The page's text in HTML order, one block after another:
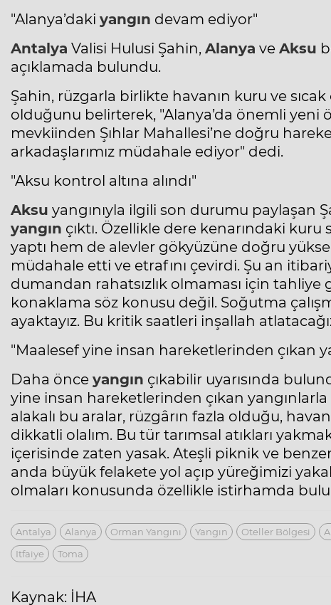
"Alanya’daki yangın devam ediyor"
Antalya Valisi Hulusi Şahin, Alanya ve Aksu
açıklamada bulundu.
Şahin, rüzgarla birlikte havanın kuru ve
olduğunu belirterek, "Alanya’da önemli yeni
mevkiinden Şıhlar Mahallesi’ne doğru
arkadaşlarımız müdahale ediyor" dedi.
"Aksu kontrol altına alındı"
Aksu yangınıyla ilgili son durumu paylaşan
yangın çıktı. Özellikle dere kenarındaki
yaptı hem de alevler gökyüzüne doğru
müdahale etti ve etrafını çevirdi. Şu an
dumandan rahatsızlık olmaması için
konaklama söz konusu değil. Soğutma
ayaktayız. Bu kritik saatleri inşallah
"Maalesef yine insan hareketlerinden çıkan
Daha önce yangın çıkabilir uyarısında
yine insan hareketlerinden çıkan yangınlarla
alakalı bu aralar, rüzgârın fazla olduğu,
dikkatli olalım. Bu tür tarımsal atıkları
içerisinde zaten yasak. Ateşli piknik ve
anda büyük felakete yol açıp yüreğimizi
olmaları konusunda özellikle istirhamda
Antalya Alanya Orman Yangını Yangın Oteller Bölgesi
Itfaiye
Toma
Kaynak: İHA